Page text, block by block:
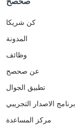
كن شريكا
المدونة
وظائف
عن صحصح
تطبيق الجوال
برنامج الاصدار التجريبي
مركز المساعدة